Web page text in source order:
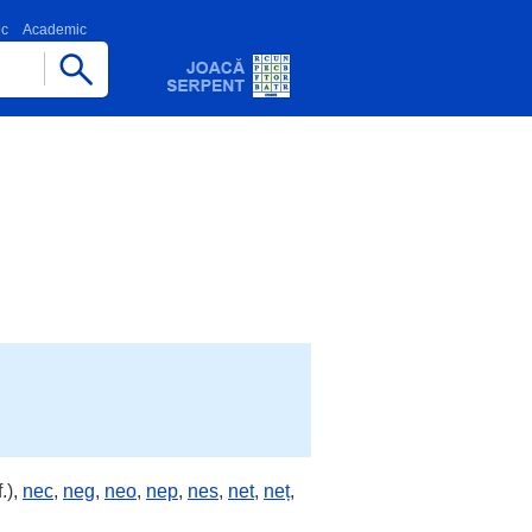
Academic
nec, neg, neo, nep, nes, net, neț,